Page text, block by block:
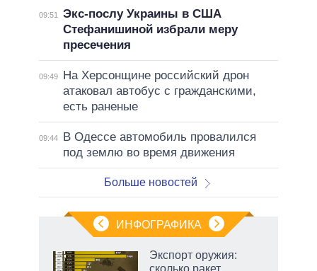
09:51
Экс-послу Украины в США
Стефанишиной избрали меру
пресечения
09:49
На Херсонщине российский дрон
атаковал автобус с гражданскими,
есть раненые
09:44
В Одессе автомобиль провалился
под землю во время движения
Больше новостей
ИНФОГРАФИКА
Экспорт оружия:
сколько ракет,